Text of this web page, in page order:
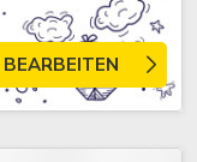
BEARBEITEN